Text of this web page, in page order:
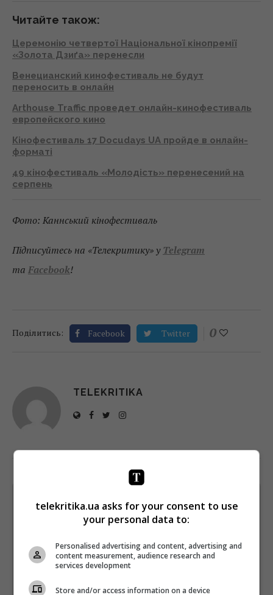
Читайте також:
Церемонію четвертої Національної кінопремії
«Золота Дзиґа» перенесли
Венецианский кинофестиваль не будут
переносить в онлайн
Arthouse Traffic проведет онлайн-кинофестиваль
европейского кино
Кінофестиваль 17 Docudays UA пройде в онлайн-
форматі
49 кінофестиваль «Молодість» перенесений на
серпень
Фото: Каннський кінофестиваль
Підписуйтесь на «Телекритику» у Telegram
та Facebook!
Поділитись: Facebook Twitter 0
TELEKRITIKA
Щотижневий лист з найцікавішим.
Пишемо з любов'ю
* Підписатись→
Предоставлено SendPulse
telekritika.ua asks for your consent to use
your personal data to:
Personalised advertising and content, advertising and
content measurement, audience research and
services development
Store and/or access information on a device